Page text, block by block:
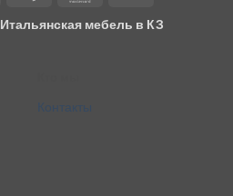
Delivery
Итальянская мебель в КЗ
Контакты